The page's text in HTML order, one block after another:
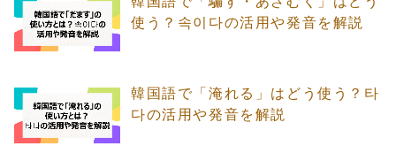
使う？속이다の活用や発音を解説
韓国語で「淹れる」はどう使う？타
다の活用や発音を解説